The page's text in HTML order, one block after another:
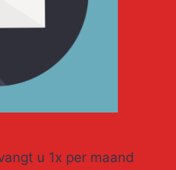
u 1x per maand